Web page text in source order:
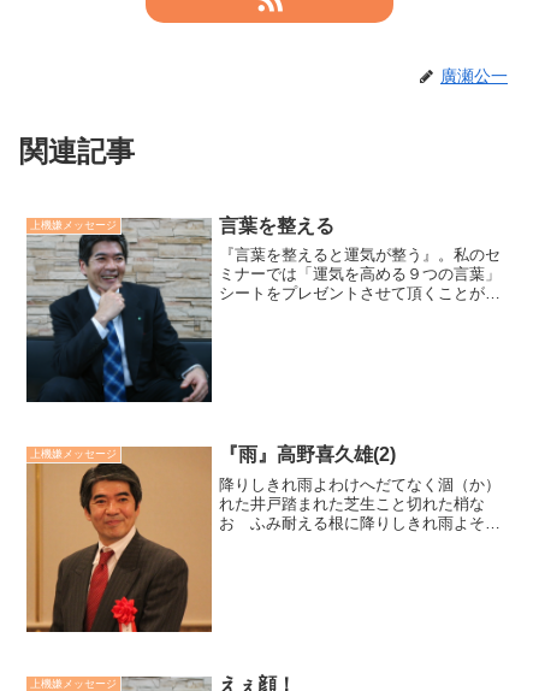
廣瀬公一
関連記事
上機嫌メッセージ 言葉を整える
『言葉を整えると運気が整う』。私のセ
ミナーでは「運気を高める９つの言葉」
シートをプレゼントさせて頂くことがあ
上機嫌メッセージ 『雨』高野喜久雄(2)
降りしきれ雨よわけへだてなく涸（か）
れた井戸踏まれた芝生こと切れた梢な
お ふみ耐える根に降りしきれ雨よそし
上機嫌メッセージ えぇ顔！